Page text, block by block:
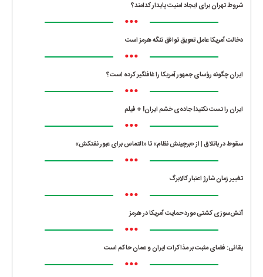
شروط تهران برای ایجاد امنیت پایدار کدامند؟
•••
دخالت آمریکا عامل تعویق توافق تنگه هرمز است
•••
ایران چگونه رؤسای جمهور آمریکا را غافلگیر کرده است؟
•••
ایران را تست نکنید! جاده‌ی خشم ایران! + فیلم
•••
سقوط در باتلاق | از «برچینش نظام» تا «التماس برای عبور نفتکش»
•••
تغییر زمان شارژ اعتبار کالابرگ
•••
آتش‌سوزی کشتی مورد حمایت آمریکا در هرمز
•••
بقائی: فضای مثبت بر مذاکرات ایران و عمان حاکم است
•••